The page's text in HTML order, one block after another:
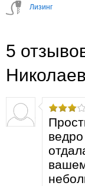
Лизинг
5
Николаев